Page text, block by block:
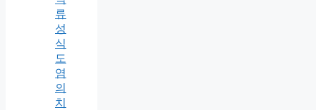
류
성
식
도
염
의
치